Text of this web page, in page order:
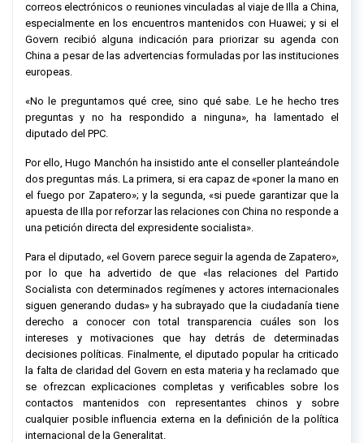
correos electrónicos o reuniones vinculadas al viaje de Illa a China,
especialmente en los encuentros mantenidos con Huawei; y si el
Govern recibió alguna indicación para priorizar su agenda con
China a pesar de las advertencias formuladas por las instituciones
europeas.
«No le preguntamos qué cree, sino qué sabe. Le he hecho tres
preguntas y no ha respondido a ninguna», ha lamentado el
diputado del PPC.
Por ello, Hugo Manchón ha insistido ante el conseller planteándole
dos preguntas más. La primera, si era capaz de «poner la mano en
el fuego por Zapatero»; y la segunda, «si puede garantizar que la
apuesta de Illa por reforzar las relaciones con China no responde a
una petición directa del expresidente socialista».
Para el diputado, «el Govern parece seguir la agenda de Zapatero»,
por lo que ha advertido de que «las relaciones del Partido
Socialista con determinados regímenes y actores internacionales
siguen generando dudas» y ha subrayado que la ciudadanía tiene
derecho a conocer con total transparencia cuáles son los
intereses y motivaciones que hay detrás de determinadas
decisiones políticas. Finalmente, el diputado popular ha criticado
la falta de claridad del Govern en esta materia y ha reclamado que
se ofrezcan explicaciones completas y verificables sobre los
contactos mantenidos con representantes chinos y sobre
cualquier posible influencia externa en la definición de la política
internacional de la Generalitat.